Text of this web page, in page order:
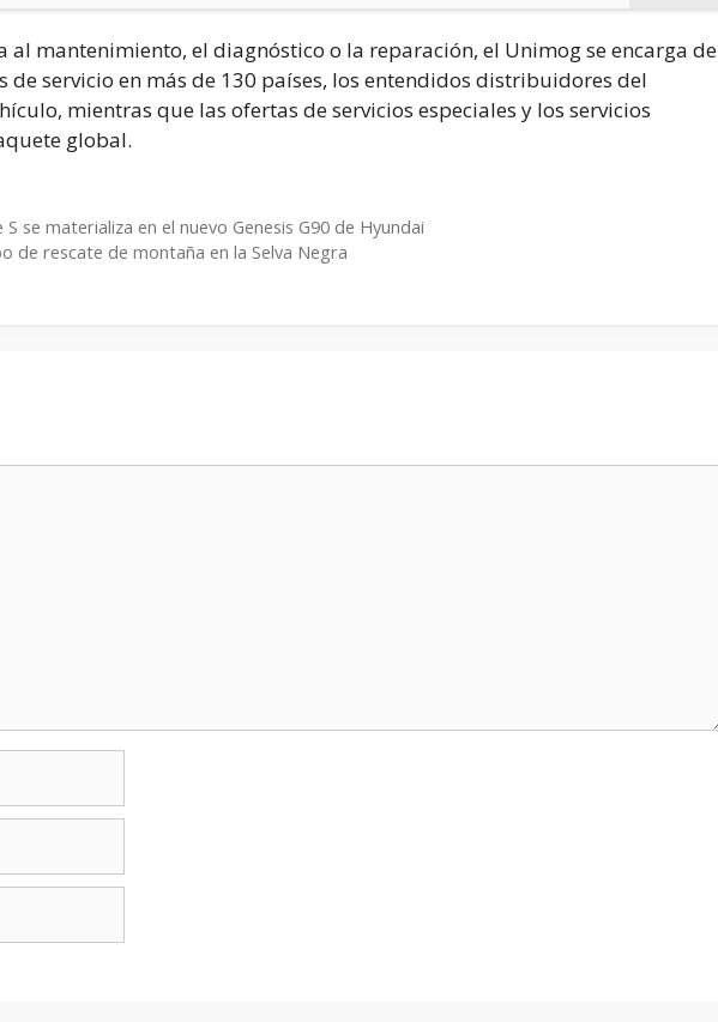
al mantenimiento, el diagnóstico o la reparación, el Unimog se encarga de
de servicio en más de 130 países, los entendidos distribuidores del
mientras que las ofertas de servicios especiales y los servicios
global.
se materializa en el nuevo Genesis G90 de Hyundai
de rescate de montaña en la Selva Negra